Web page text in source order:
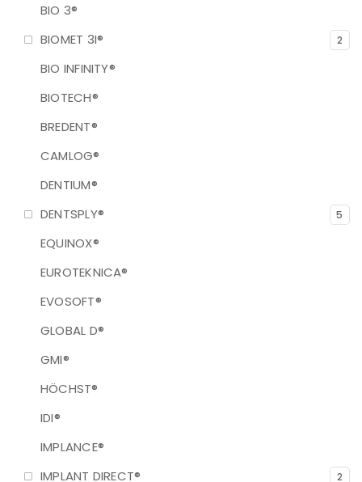
BIO 3®
BIOMET 3I®
2
BIO INFINITY®
BIOTECH®
BREDENT®
CAMLOG®
DENTIUM®
DENTSPLY®
5
EQUINOX®
EUROTEKNICA®
EVOSOFT®
GLOBAL D®
GMI®
HÖCHST®
IDI®
IMPLANCE®
IMPLANT DIRECT®
2